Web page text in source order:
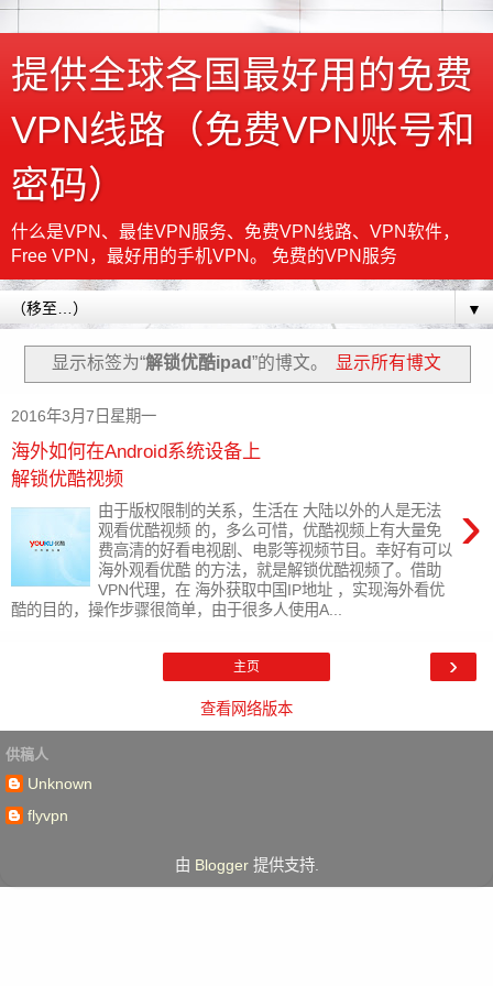
提供全球各国最好用的免费
VPN线路（免费VPN账号和
密码）
什么是VPN、最佳VPN服务、免费VPN线路、VPN软件，
Free VPN，最好用的手机VPN。 免费的VPN服务
▼
显示标签为“解锁优酷ipad”的博文。 显示所有博文
2016年3月7日星期一
海外如何在Android系统设备上
解锁优酷视频
›
由于版权限制的关系，生活在 大陆以外的人是无法
观看优酷视频 的，多么可惜，优酷视频上有大量免
费高清的好看电视剧、电影等视频节目。幸好有可以
海外观看优酷 的方法，就是解锁优酷视频了。借助
VPN代理，在 海外获取中国IP地址 ，实现海外看优
酷的目的，操作步骤很简单，由于很多人使用A...
›
主页
查看网络版本
供稿人
Unknown
flyvpn
由 Blogger提供支持.